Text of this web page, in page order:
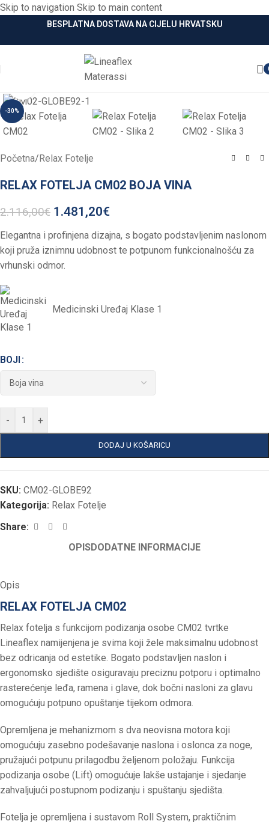
Skip to navigation Skip to main content
BESPLATNA DOSTAVA NA CIJELU HRVATSKU
-30%
Početna/ Relax Fotelje
RELAX FOTELJA CM02 BOJA VINA
2.116,00€ 1.481,20€
Elegantna i profinjena dizajna, s bogato podstavljenim naslonom
koji pruža iznimnu udobnost te potpunom funkcionalnošću za
vrhunski odmor.
Medicinski Uređaj Klase 1
BOJI
- +
DODAJ U KOŠARICU
SKU: CM02-GLOBE92
Kategorija: Relax Fotelje
Share:
OPISDODATNE INFORMACIJE
Opis
RELAX FOTELJA CM02
Relax fotelja s funkcijom podizanja osobe CM02 tvrtke
Lineaflex namijenjena je svima koji žele maksimalnu udobnost
bez odricanja od estetike. Bogato podstavljen naslon i
ergonomsko sjedište osiguravaju preciznu potporu i optimalno
rasterećenje leđa, ramena i glave, dok bočni nasloni za glavu
omogućuju potpuno opuštanje tijekom odmora.
Opremljena je mehanizmom s dva neovisna motora koji
omogućuju zasebno podešavanje naslona i oslonca za noge,
pružajući potpunu prilagodbu željenom položaju. Funkcija
podizanja osobe (Lift) omogućuje lakše ustajanje i sjedanje
zahvaljujući postupnom podizanju i spuštanju sjedišta.
Fotelja je opremljena i sustavom Roll System, praktičnim